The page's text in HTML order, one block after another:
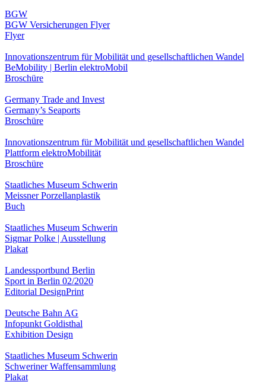
BGW
BGW Versicherungen Flyer
Flyer
Innovationszentrum für Mobilität und gesellschaftlichen Wandel
BeMobility | Berlin elektroMobil
Broschüre
Germany Trade and Invest
Germany’s Seaports
Broschüre
Innovationszentrum für Mobilität und gesellschaftlichen Wandel
Plattform elektroMobilität
Broschüre
Staatliches Museum Schwerin
Meissner Porzellanplastik
Buch
Staatliches Museum Schwerin
Sigmar Polke | Ausstellung
Plakat
Landessportbund Berlin
Sport in Berlin 02/2020
Editorial DesignPrint
Deutsche Bahn AG
Infopunkt Goldisthal
Exhibition Design
Staatliches Museum Schwerin
Schweriner Waffensammlung
Plakat